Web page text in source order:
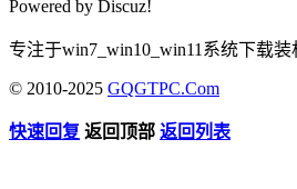
Powered by Discuz!
专注于win7_win10_win11系统下载装
© 2010-2025 GQGTPC.Com
快速回复 返回顶部 返回列表